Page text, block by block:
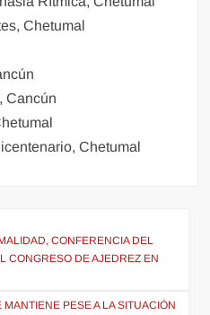
Chetumal
Cancún
Chetumal
CONFERENCIA DEL
CONGRESO DE AJEDREZ EN
PESE A LA SITUACIÓN